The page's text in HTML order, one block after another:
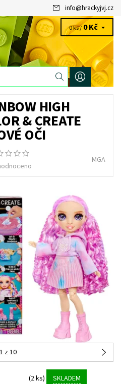
info@hrackyjvj.cz
0 ks /0 Kč
HIGH
& CREATE
OČI
MGA
1 z 10
(2 ks)
SKLADEM